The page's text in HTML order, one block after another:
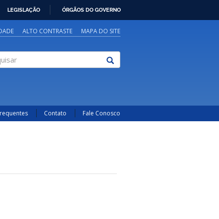
LEGISLAÇÃO ÓRGÃOS DO GOVERNO
ALTO CONTRASTE MAPA DO SITE
Contato Fale Conosco